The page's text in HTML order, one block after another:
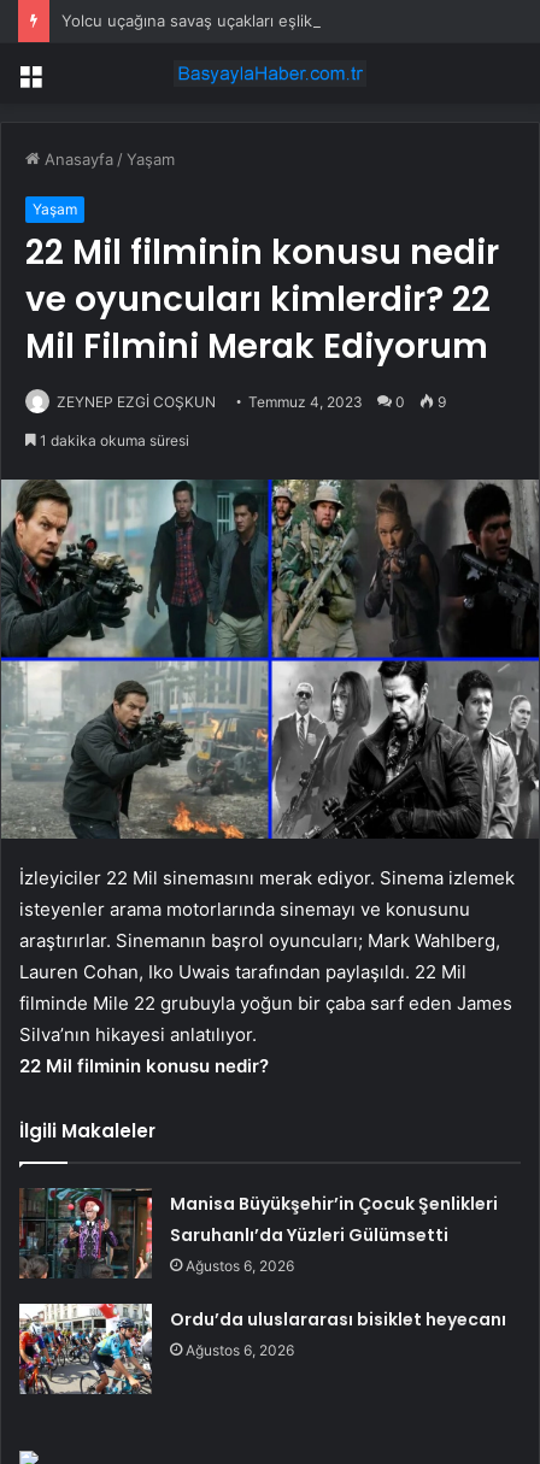
Menü
Anasayfa /Yaşam
Yaşam
22 Mil filminin konusu nedir
ve oyuncuları kimlerdir? 22
Mil Filmini Merak Ediyorum
ZEYNEP EZGİ COŞKUN Temmuz 4, 2023 0 9
1 dakika okuma süresi
İzleyiciler 22 Mil sinemasını merak ediyor. Sinema izlemek
isteyenler arama motorlarında sinemayı ve konusunu
araştırırlar. Sinemanın başrol oyuncuları; Mark Wahlberg,
Lauren Cohan, Iko Uwais tarafından paylaşıldı. 22 Mil
filminde Mile 22 grubuyla yoğun bir çaba sarf eden James
Silva’nın hikayesi anlatılıyor.
22 Mil filminin konusu nedir?
İlgili Makaleler
Manisa Büyükşehir’in Çocuk Şenlikleri
Saruhanlı’da Yüzleri Gülümsetti
Ağustos 6, 2026
Ordu’da uluslararası bisiklet heyecanı
Ağustos 6, 2026